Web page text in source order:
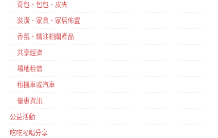
背包、包包、皮夾
裝潢、家具、家居佈置
香氛、精油相關產品
共享經濟
場地租借
租機車或汽車
優惠資訊
公益活動
吃吃喝喝分享